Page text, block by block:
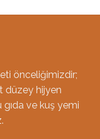
önceliğimizdir;
düzey hijyen
ve kuş yemi